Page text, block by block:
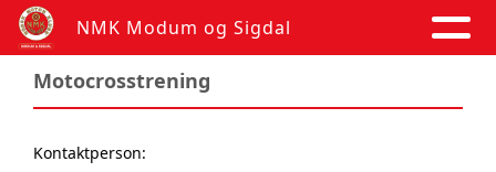
NMK Modum og Sigdal
Motocrosstrening
Kontaktperson: